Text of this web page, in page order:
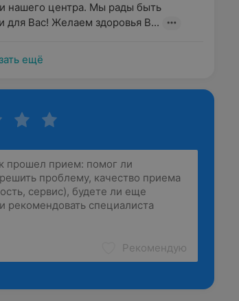
нашего центра. Мы рады быть
для Вас! Желаем здоровья В...
ещё
Рекомендую